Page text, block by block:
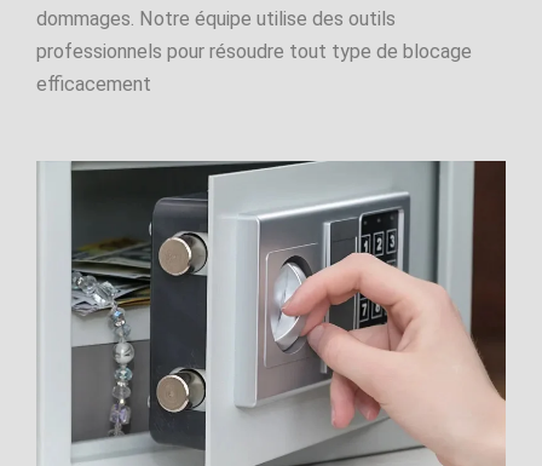
dommages. Notre équipe utilise des outils
professionnels pour résoudre tout type de blocage
efficacement